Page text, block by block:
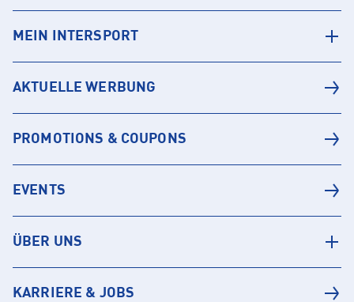
MEIN INTERSPORT
AKTUELLE WERBUNG
PROMOTIONS & COUPONS
EVENTS
ÜBER UNS
KARRIERE & JOBS